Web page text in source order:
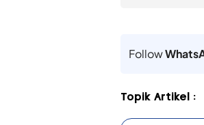
Follow
Topik Artikel :